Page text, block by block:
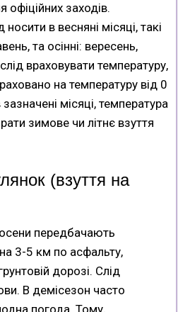
офіційних заходів.
в весняні місяці, такі
та осінні: вересень,
враховувати температуру,
на температуру від 0
місяці, температура
зимове чи літнє взуття
(взуття на
передбачають
3-5 км по асфальту,
дорозі. Слід
В демісезон часто